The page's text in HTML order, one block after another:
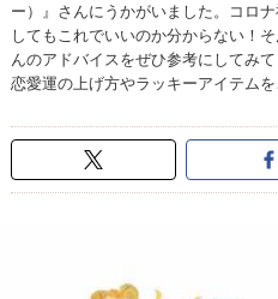
ー）』さんにうかがいました。コロ
してもこれでいいのか分からない！
んのアドバイスをぜひ参考にしてみ
恋愛運の上げ方やラッキーアイテムを